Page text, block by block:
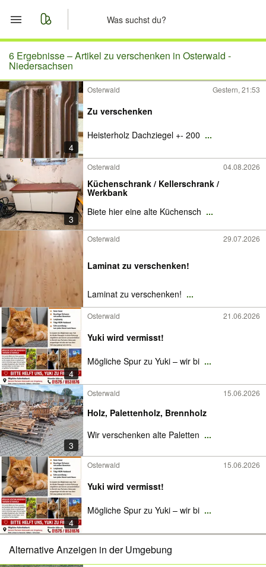
Start
Merkliste
Nachrichten
Anzeige aufgeben
6 Ergebnisse –Artikel zu verschenken in Osterwald -
Niedersachsen
4
Osterwald Gestern, 21:53
Zu verschenken
Heisterholz Dachziegel +- 200 ...
3
Osterwald 04.08.2026
Küchenschrank / Kellerschrank /
Werkbank
Biete hier eine alte Küchensch ...
Osterwald 29.07.2026
Laminat zu verschenken!
Laminat zu verschenken! ...
4
Osterwald 21.06.2026
Yuki wird vermisst!
Mögliche Spur zu Yuki – wir bi ...
3
Osterwald 15.06.2026
Holz, Palettenholz, Brennholz
Wir verschenken alte Paletten ...
4
Osterwald 15.06.2026
Yuki wird vermisst!
Mögliche Spur zu Yuki – wir bi ...
Alternative Anzeigen in der Umgebung